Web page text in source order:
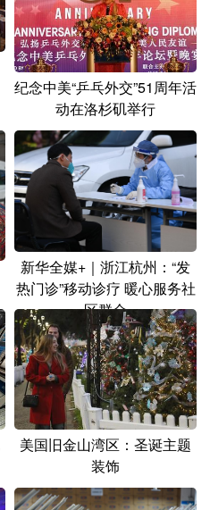
日本語 한국어
纪念中美“乒乓外交”51周年活
动在洛杉矶举行
新华全媒+｜浙江杭州：“发
热门诊”移动诊疗 暖心服务社
区群众
美国旧金山湾区：圣诞主题
装饰